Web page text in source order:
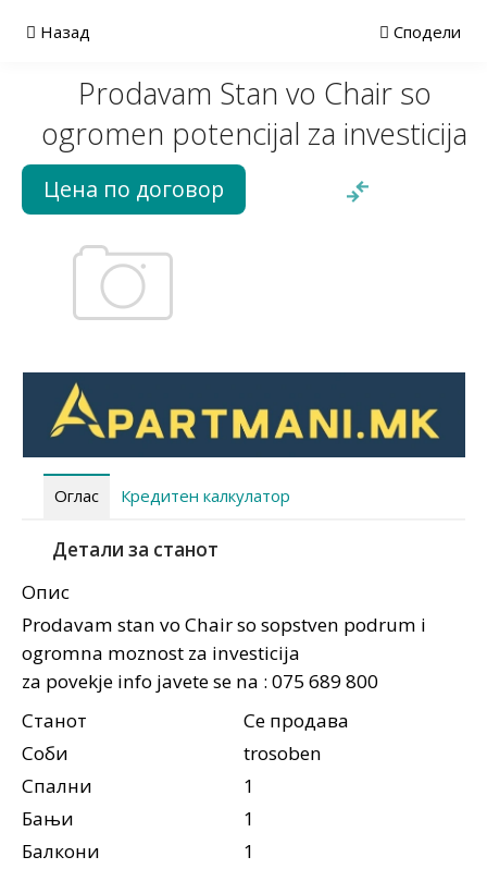
Назад Сподели
Prodavam Stan vo Chair so
ogromen potencijal za investicija
Цена по договор
Оглас Кредитен калкулатор
Детали за станот
Опис
Prodavam stan vo Chair so sopstven podrum i
ogromna moznost za investicija
za povekje info javete se na : 075 689 800
Станот
Се продава
Соби
trosoben
Спални
1
Бањи
1
Балкони
1